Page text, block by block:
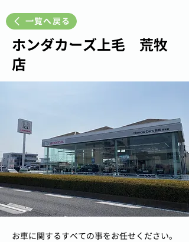
一覧へ戻る
ホンダカーズ上毛 荒牧
店
お車に関するすべての事をお任せください。